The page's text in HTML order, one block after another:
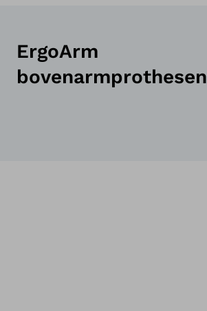
ErgoArm
bovenarmprothesen